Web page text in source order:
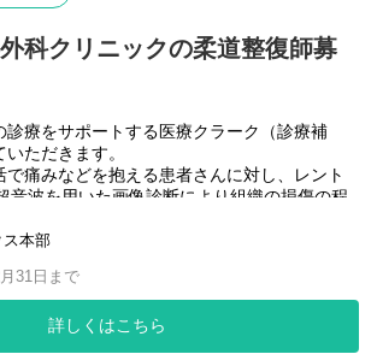
ノ宮医療大学教授）：リハビリテーション
断評価（RUSI）
横浜大学教授）：脊椎疾患の評価と治療方
置を用いた下腿回線アライメント評価の妥当
係
ビリテーション
レーション3ヶ月後の肩関節屈曲可動域に影
動域の特徴
いて後脛骨動脈血流速度は増大する
上腕骨近位端骨折に対し，LIPUSを併用したこ
科クリニックの柔道整復師募
診療をサポートする医療クラーク（診療補
ただきます。
で痛みなどを抱える患者さんに対し、レント
音波を用いた画像診断により組織の損傷の程
の症状に合わせた治療にあたります。原則リ
は関節鏡視下手術を検討します。また体外
波ガイド下組織間リリース、選択的神経ブロ
治療やPRP治療など医療クラークの業務で
ら治療方法について業務を通じて学ぶこと
ス本部
31日まで
詳しくはこちら